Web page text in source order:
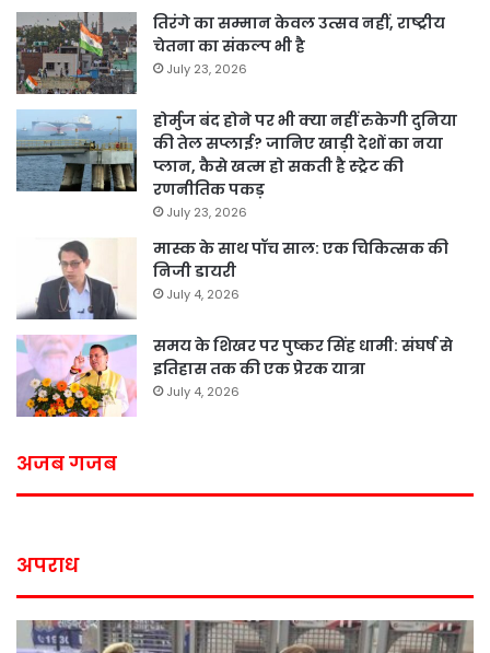
तिरंगे का सम्मान केवल उत्सव नहीं, राष्ट्रीय
चेतना का संकल्प भी है
July 23, 2026
होर्मुज बंद होने पर भी क्या नहीं रुकेगी दुनिया
की तेल सप्लाई? जानिए खाड़ी देशों का नया
प्लान, कैसे खत्म हो सकती है स्ट्रेट की
रणनीतिक पकड़
July 23, 2026
मास्क के साथ पॉच साल: एक चिकित्सक की
निजी डायरी
July 4, 2026
समय के शिखर पर पुष्कर सिंह धामी: संघर्ष से
इतिहास तक की एक प्रेरक यात्रा
July 4, 2026
अजब गजब
अपराध